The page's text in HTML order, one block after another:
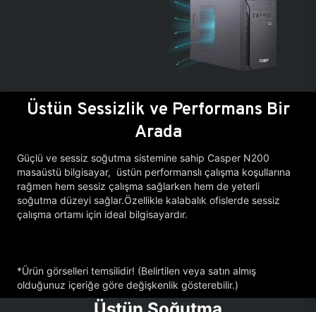
Üstün Sessizlik ve Performans Bir
Arada
Güçlü ve sessiz soğutma sistemine sahip Casper N200
masaüstü bilgisayar, üstün performanslı çalışma koşullarına
rağmen hem sessiz çalışma sağlarken hem de yeterli
soğutma düzeyi sağlar.Özellikle kalabalık ofislerde sessiz
çalışma ortamı için ideal bilgisayardır.
*Ürün görselleri temsilidir! (Belirtilen veya satın almış
olduğunuz içeriğe göre değişkenlik gösterebilir.)